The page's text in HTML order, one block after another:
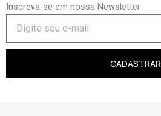
Inscreva-se em nossa Newsletter
CADASTRAR